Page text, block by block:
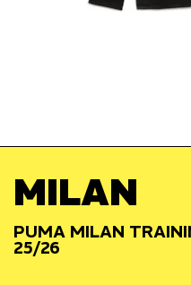
MILAN
PUMA MILAN
25/26